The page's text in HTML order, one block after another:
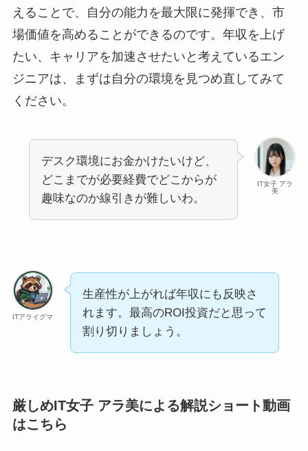
えることで、自分の能力を最大限に発揮でき、市
場価値を高めることができるのです。年収を上げ
たい、キャリアを加速させたいと考えているエン
ジニアは、まずは自分の環境を見つめ直してみて
ください。
IT女子 アラ
美
デスク環境にお金かけたいけど、
どこまでが必要経費でどこからが
趣味なのか線引きが難しいわ。
ITアライグマ
生産性が上がれば年収にも反映さ
れます。最高のROI投資だと思って
割り切りましょう。
厳しめIT女子 アラ美による解説ショート動画
はこちら